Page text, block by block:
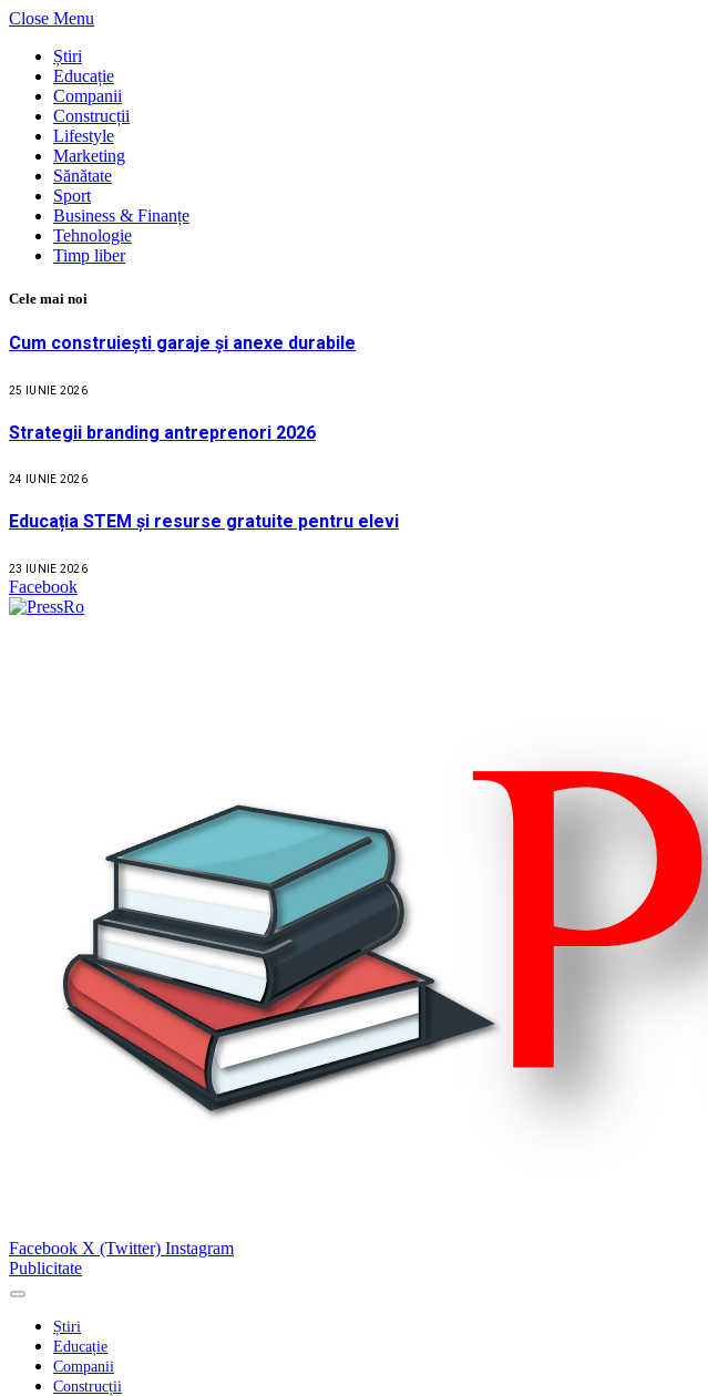
Close Menu
Știri
Educație
Companii
Construcții
Lifestyle
Marketing
Sănătate
Sport
Business & Finanțe
Tehnologie
Timp liber
Cele mai noi
Cum construiești garaje și anexe durabile
25 IUNIE 2026
Strategii branding antreprenori 2026
24 IUNIE 2026
Educația STEM și resurse gratuite pentru elevi
23 IUNIE 2026
Facebook
Facebook X (Twitter) Instagram
Publicitate
Știri
Educație
Companii
Construcții